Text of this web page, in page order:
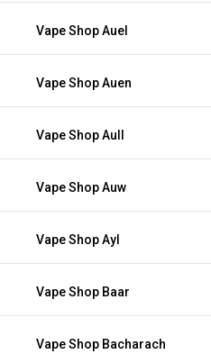
Vape Shop Auel
Vape Shop Auen
Vape Shop Aull
Vape Shop Auw
Vape Shop Ayl
Vape Shop Baar
Vape Shop Bacharach